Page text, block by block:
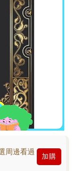
周邊看過
加購